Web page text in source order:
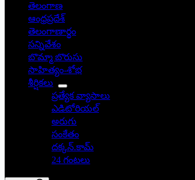
తెలంగాణ
ఆంధ్రప్రదేశ్
తెలంగాణార్థం
సన్నివేశం
బొమ్మా బొరుసు
సాహిత్యం-శోభ
శీర్షికలు
ప్రత్యేక వ్యాసాలు
ఎడిటోరియల్
అరుగు
సంకేతం
దక్కన్.కామ్
24 గంటలు